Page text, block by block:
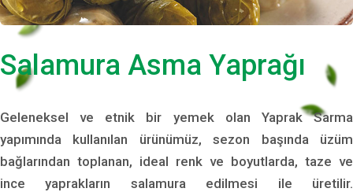
Salamura Asma Yaprağı
Geleneksel ve etnik bir yemek olan Yaprak Sarma
yapımında kullanılan ürünümüz, sezon başında üzüm
bağlarından toplanan, ideal renk ve boyutlarda, taze ve
ince yaprakların salamura edilmesi ile üretilir.